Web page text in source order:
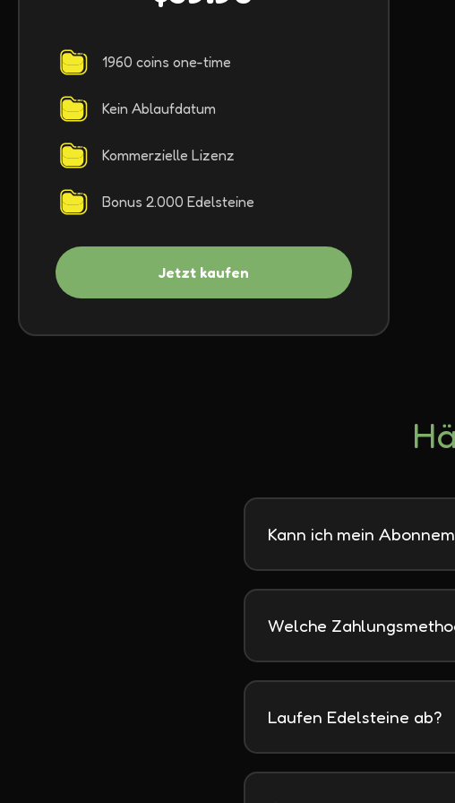
1960 coins one-time
Kein Ablaufdatum
Kommerzielle Lizenz
Bonus 2.000 Edelsteine
Jetzt kaufen
Kann ich mein
Welche
Laufen Edelsteine ab?